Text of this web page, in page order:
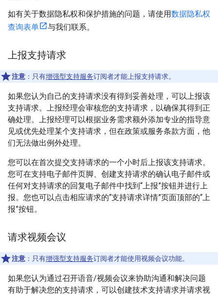
如有关于数据隐私权和保护措施的问题，请使用数据隐私权
查询表单
与我们联系。
上报支持请求
注意 ：只有增强型支持服务订阅者才能上报支持请求。
如果您认为自己的支持请求没有得到妥善处理，可以上报该
支持请求。上报经理会审核您的支持请求，以确保其得到正
确处理。上报经理可以根据业务需求额外添加专业的指导意
见或优先处理某个支持请求，但在政策或服务条款方面，他
们无法做出例外处理。
您可以在首次提交支持请求的一个小时后上报该支持请求。
您可在支持电子邮件页脚、创建支持请求的确认电子邮件或
任何对支持请求的回复电子邮件中找到“上报”按钮并进行上
报。您也可以点击相应请求的“支持请求详情”页面顶部的“上
报”按钮。
请求视频会议
注意 ：只有增强型支持服务订阅者才能使用视频会议功能。
如果您认为通过召开语音/视频会议来协助沟通和解决问题
有助于解决您的支持请求，可以创建技术支持请求并请求视